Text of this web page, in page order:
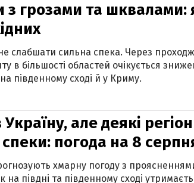
з грозами та
слабшати сильна спека. Через
в більшості областей очікується
південному сході й у Криму.
але деякі
погода на 8
хмарну погоду з
півдні та південному сході